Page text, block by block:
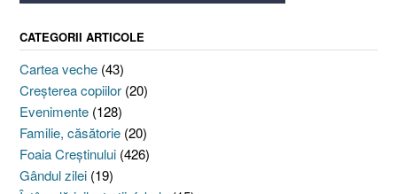
CATEGORII ARTICOLE
Cartea veche (43)
Creşterea copiilor (20)
Evenimente (128)
Familie, căsătorie (20)
Foaia Creştinului (426)
Gândul zilei (19)